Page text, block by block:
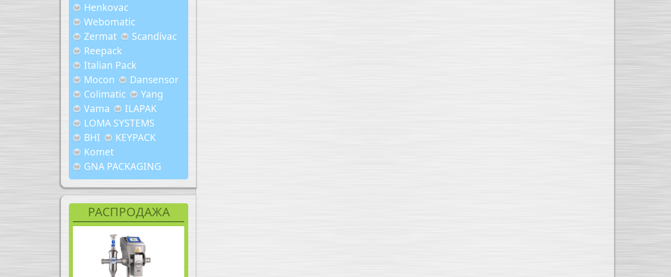
Henkovac
Webomatic
Zermat
Scandivac
Reepack
Italian Pack
Mocon
Dansensor
Colimatic
Yang
Vama
ILAPAK
LOMA SYSTEMS
BHI
KEYPACK
Komet
GNA PACKAGING
РАСПРОДАЖА